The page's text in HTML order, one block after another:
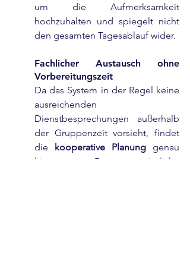
um die Aufmerksamkeit
hochzuhalten und spiegelt nicht
den gesamten Tagesablauf wider.
Fachlicher Austausch ohne
Vorbereitungszeit
Da das System in der Regel keine
ausreichenden
Dienstbesprechungen außerhalb
der Gruppenzeit vorsieht, findet
die kooperative Planung genau
hier statt. Das vermeintliche